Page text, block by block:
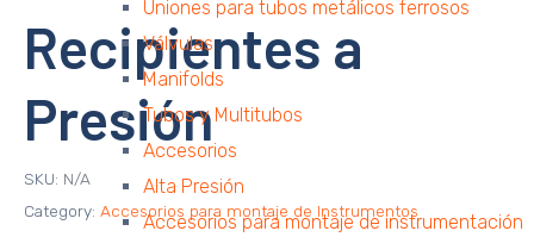
Uniones para tubos metálicos ferrosos
Válvulas
Manifolds
Tubos y Multitubos
Accesorios
Alta Presión
Accesorios para montaje de instrumentación
Recipientes a
Presión
SKU: N/A
Category: Accesorios para montaje de Instrumentos